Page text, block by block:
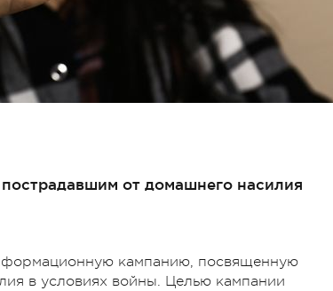
от домашнего насилия
кампанию, посвященную
в условиях войны. Целью кампании